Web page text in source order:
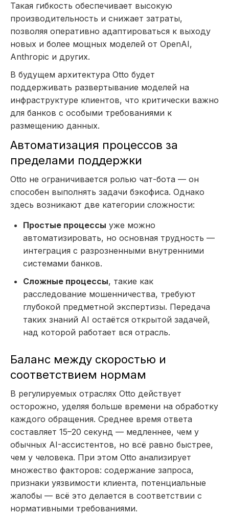
Такая гибкость обеспечивает высокую
производительность и снижает затраты,
позволяя оперативно адаптироваться к выходу
новых и более мощных моделей от OpenAI,
Anthropic и других.
В будущем архитектура Otto будет
поддерживать развертывание моделей на
инфраструктуре клиентов, что критически важно
для банков с особыми требованиями к
размещению данных.
Автоматизация процессов за
пределами поддержки
Otto не ограничивается ролью чат-бота — он
способен выполнять задачи бэкофиса. Однако
здесь возникают две категории сложности:
Простые процессы уже можно
автоматизировать, но основная трудность —
интеграция с разрозненными внутренними
системами банков.
Сложные процессы, такие как
расследование мошенничества, требуют
глубокой предметной экспертизы. Передача
таких знаний AI остаётся открытой задачей,
над которой работает вся отрасль.
Баланс между скоростью и
соответствием нормам
В регулируемых отраслях Otto действует
осторожно, уделяя больше времени на обработку
каждого обращения. Среднее время ответа
составляет 15–20 секунд — медленнее, чем у
обычных AI-ассистентов, но всё равно быстрее,
чем у человека. При этом Otto анализирует
множество факторов: содержание запроса,
признаки уязвимости клиента, потенциальные
жалобы — всё это делается в соответствии с
нормативными требованиями.